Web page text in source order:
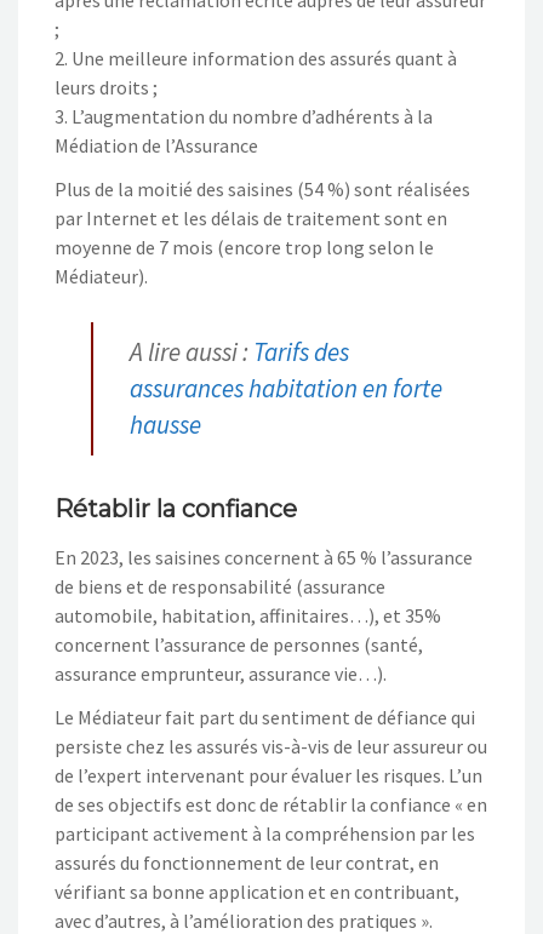
;
2. Une meilleure information des assurés quant à
leurs droits ;
3. L’augmentation du nombre d’adhérents à la
Médiation de l’Assurance
Plus de la moitié des saisines (54 %) sont réalisées
par Internet et les délais de traitement sont en
moyenne de 7 mois (encore trop long selon le
Médiateur).
A lire aussi : Tarifs des
assurances habitation en forte
hausse
Rétablir la confiance
En 2023, les saisines concernent à 65 % l’assurance
de biens et de responsabilité (assurance
automobile, habitation, affinitaires…), et 35%
concernent l’assurance de personnes (santé,
assurance emprunteur, assurance vie…).
Le Médiateur fait part du sentiment de défiance qui
persiste chez les assurés vis-à-vis de leur assureur ou
de l’expert intervenant pour évaluer les risques. L’un
de ses objectifs est donc de rétablir la confiance « en
participant activement à la compréhension par les
assurés du fonctionnement de leur contrat, en
vérifiant sa bonne application et en contribuant,
avec d’autres, à l’amélioration des pratiques ».